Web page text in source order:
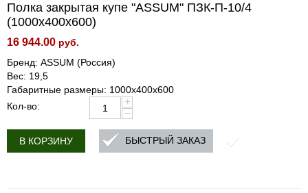
Полка закрытая купе "ASSUM" ПЗК-П-10/4
(1000х400х600)
16 944.00 руб.
Бренд: ASSUM (Россия)
Вес: 19,5
Габаритные размеры: 1000х400х600
Кол-во:
+
−
В КОРЗИНУ БЫСТРЫЙ ЗАКАЗ